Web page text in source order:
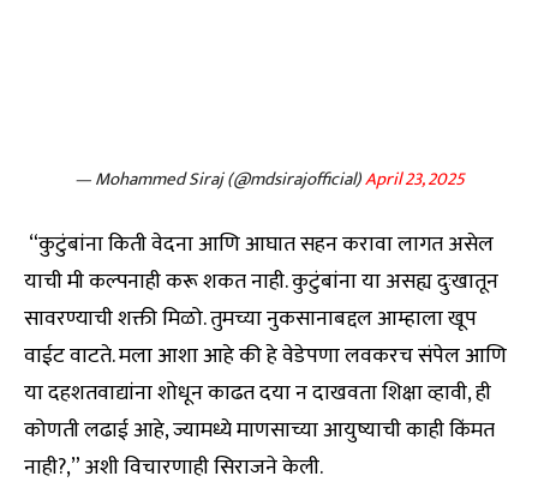
— Mohammed Siraj (@mdsirajofficial)April 23, 2025
“कुटुंबांना किती वेदना आणि आघात सहन करावा लागत असेल
याची मी कल्पनाही करू शकत नाही. कुटुंबांना या असह्य दुःखातून
सावरण्याची शक्ती मिळो. तुमच्या नुकसानाबद्दल आम्हाला खूप
वाईट वाटते. मला आशा आहे की हे वेडेपणा लवकरच संपेल आणि
या दहशतवाद्यांना शोधून काढत दया न दाखवता शिक्षा व्हावी, ही
कोणती लढाई आहे, ज्यामध्ये माणसाच्या आयुष्याची काही किंमत
नाही?,” अशी विचारणाही सिराजने केली.